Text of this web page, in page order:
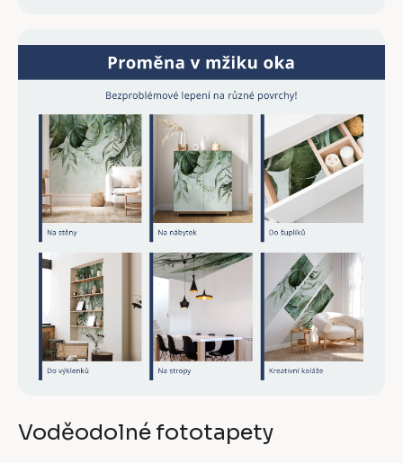
Voděodolné fototapety